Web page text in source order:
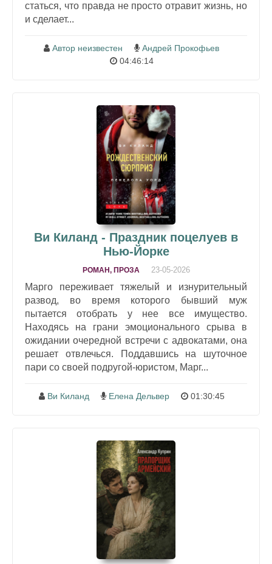
статься, что правда не просто отравит жизнь, но
и сделает...
Автор неизвестен
Андрей Прокофьев
04:46:14
Ви Киланд - Праздник поцелуев в
Нью-Йорке
РОМАН, ПРОЗА 23-05-2026
Марго переживает тяжелый и изнурительный
развод, во время которого бывший муж
пытается отобрать у нее все имущество.
Находясь на грани эмоционального срыва в
ожидании очередной встречи с адвокатами, она
решает отвлечься. Поддавшись на шуточное
пари со своей подругой-юристом, Марг...
Ви Киланд Елена Дельвер 01:30:45